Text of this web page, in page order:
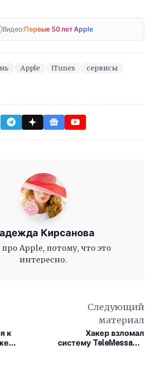
Видео:Первые 50 лет Apple
Apple iTunes
сервисы
Кирсанова
Apple, потому, что это
интересно.
к
Следующий
материал
Хакер взломал
систему TeleMessage,